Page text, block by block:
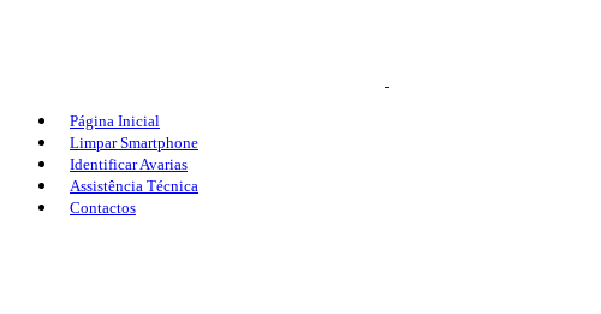
Página Inicial
Limpar Smartphone
Identificar Avarias
Assistência Técnica
Contactos